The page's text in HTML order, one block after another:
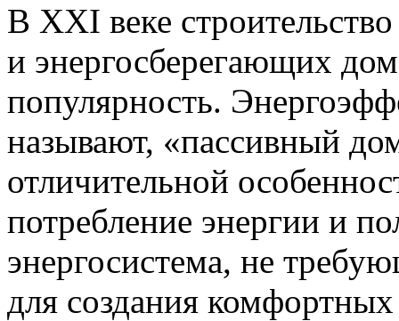
В XXI веке
и энергосберегающих
популярность.
называют, «пассивный
отличительной
потребление энергии и
энергосистема, не
для создания